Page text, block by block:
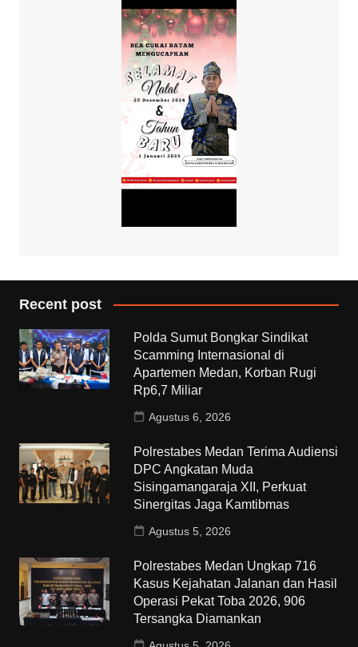
Recent post
Polda Sumut Bongkar Sindikat
Scamming Internasional di
Apartemen Medan, Korban Rugi
Rp6,7 Miliar
Agustus 6, 2026
Polrestabes Medan Terima Audiensi
DPC Angkatan Muda
Sisingamangaraja XII, Perkuat
Sinergitas Jaga Kamtibmas
Agustus 5, 2026
Polrestabes Medan Ungkap 716
Kasus Kejahatan Jalanan dan Hasil
Operasi Pekat Toba 2026, 906
Tersangka Diamankan